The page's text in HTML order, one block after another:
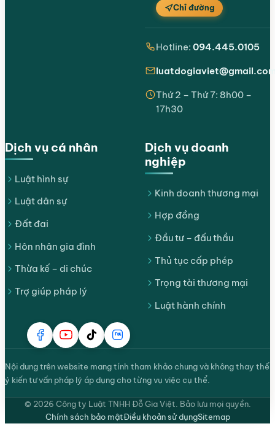
Dịch vụ cá nhân
Luật hình sự
Luật dân sự
Đất đai
Hôn nhân gia đình
Thừa kế – di chúc
Trợ giúp pháp lý
Dịch vụ doanh
nghiệp
Kinh doanh thương mại
Hợp đồng
Đầu tư – đấu thầu
Thủ tục cấp phép
Trọng tài thương mại
Luật hành chính
Chỉ đường
Hotline: 094.445.0105
Thứ 2 – Thứ 7: 8h00 –
17h30
Nội dung trên website mang tính tham khảo chung và không thay thế
ý kiến tư vấn pháp lý áp dụng cho từng vụ việc cụ thể.
© 2026 Công ty Luật TNHH Đỗ Gia Việt. Bảo lưu mọi quyền.
Chính sách bảo mậtĐiều khoản sử dụngSitemap